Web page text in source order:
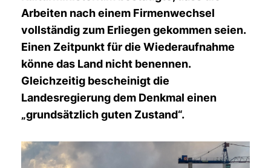
Arbeiten nach einem Firmenwechsel
vollständig zum Erliegen gekommen seien.
Einen Zeitpunkt für die Wiederaufnahme
könne das Land nicht benennen.
Gleichzeitig bescheinigt die
Landesregierung dem Denkmal einen
grundsätzlich guten Zustand“.